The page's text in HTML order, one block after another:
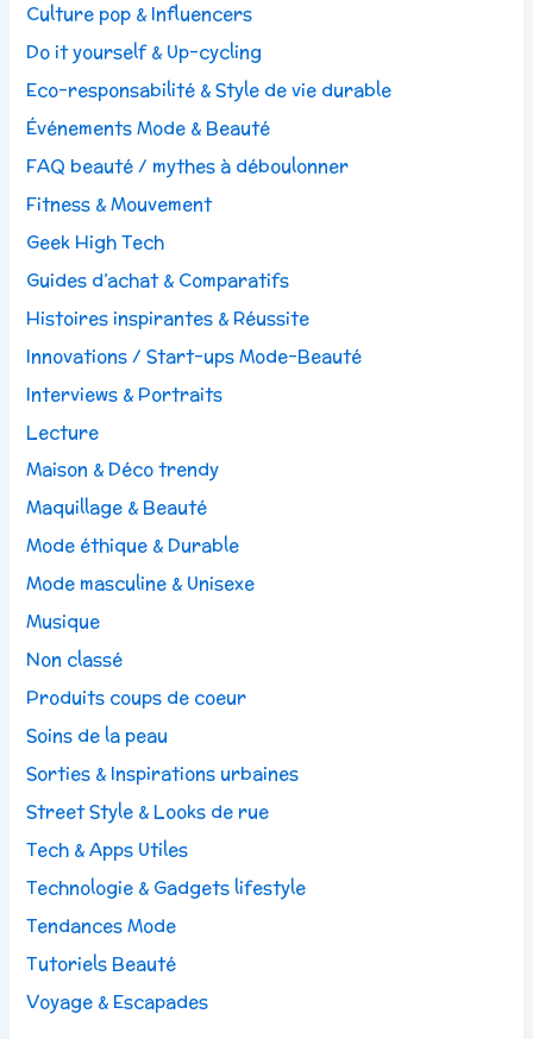
Culture pop & Influencers
Do it yourself & Up-cycling
Eco-responsabilité & Style de vie durable
Événements Mode & Beauté
FAQ beauté / mythes à déboulonner
Fitness & Mouvement
Geek High Tech
Guides d’achat & Comparatifs
Histoires inspirantes & Réussite
Innovations / Start-ups Mode-Beauté
Interviews & Portraits
Lecture
Maison & Déco trendy
Maquillage & Beauté
Mode éthique & Durable
Mode masculine & Unisexe
Musique
Non classé
Produits coups de coeur
Soins de la peau
Sorties & Inspirations urbaines
Street Style & Looks de rue
Tech & Apps Utiles
Technologie & Gadgets lifestyle
Tendances Mode
Tutoriels Beauté
Voyage & Escapades